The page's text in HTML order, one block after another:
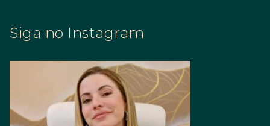
Siga no Instagram